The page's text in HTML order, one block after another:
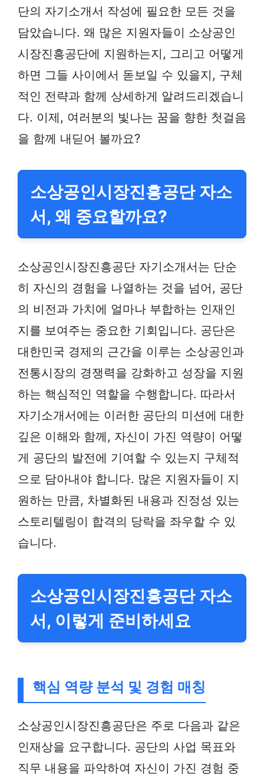
단의 자기소개서 작성에 필요한 모든 것을
담았습니다. 왜 많은 지원자들이 소상공인
시장진흥공단에 지원하는지, 그리고 어떻게
하면 그들 사이에서 돋보일 수 있을지, 구체
적인 전략과 함께 상세하게 알려드리겠습니
다. 이제, 여러분의 빛나는 꿈을 향한 첫걸음
을 함께 내딛어 볼까요?
소상공인시장진흥공단 자소
서, 왜 중요할까요?
소상공인시장진흥공단 자기소개서는 단순
히 자신의 경험을 나열하는 것을 넘어, 공단
의 비전과 가치에 얼마나 부합하는 인재인
지를 보여주는 중요한 기회입니다. 공단은
대한민국 경제의 근간을 이루는 소상공인과
전통시장의 경쟁력을 강화하고 성장을 지원
하는 핵심적인 역할을 수행합니다. 따라서
자기소개서에는 이러한 공단의 미션에 대한
깊은 이해와 함께, 자신이 가진 역량이 어떻
게 공단의 발전에 기여할 수 있는지 구체적
으로 담아내야 합니다. 많은 지원자들이 지
원하는 만큼, 차별화된 내용과 진정성 있는
스토리텔링이 합격의 당락을 좌우할 수 있
습니다.
소상공인시장진흥공단 자소
서, 이렇게 준비하세요
핵심 역량 분석 및 경험 매칭
소상공인시장진흥공단은 주로 다음과 같은
인재상을 요구합니다. 공단의 사업 목표와
직무 내용을 파악하여 자신이 가진 경험 중